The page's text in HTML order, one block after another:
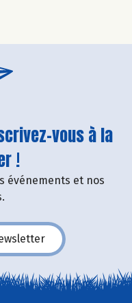
vous à la
!
événements et nos